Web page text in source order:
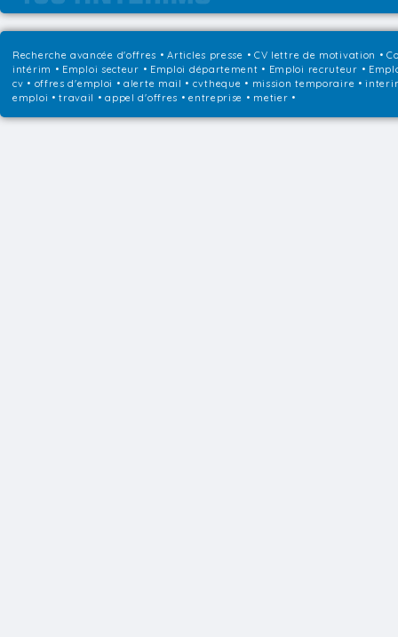
Recherche avancée d'offres •Articles presse • CV lettre de motivation •
intérim • Emploi secteur • Emploi département • Emploi recruteur •
cv • offres d'emploi • alerte mail • cvtheque • mission temporaire •
emploi • travail • appel d'offres • entreprise • metier •